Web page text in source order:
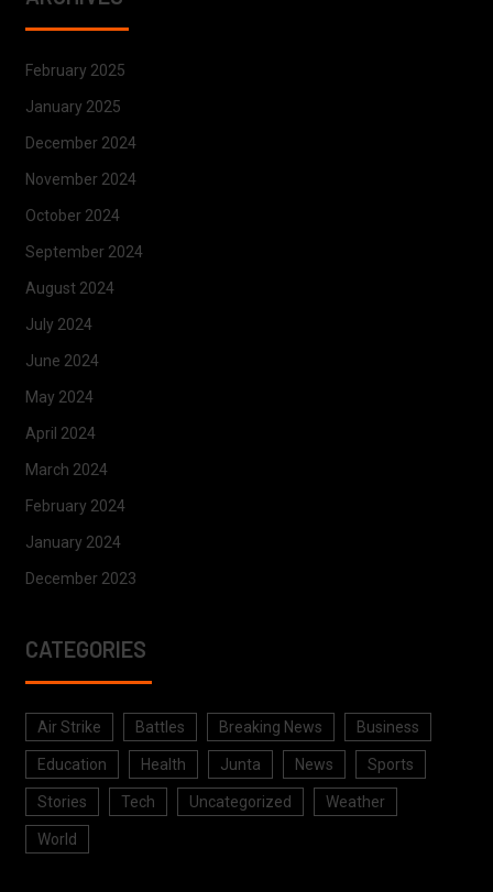
February 2025
January 2025
December 2024
November 2024
October 2024
September 2024
August 2024
July 2024
June 2024
May 2024
April 2024
March 2024
February 2024
January 2024
December 2023
CATEGORIES
Air Strike Battles Breaking News Business
Education Health Junta News Sports
Stories Tech Uncategorized Weather
World